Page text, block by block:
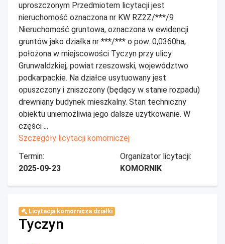
uproszczonym Przedmiotem licytacji jest
nieruchomość oznaczona nr KW RZ2Z/***/9
Nieruchomość gruntowa, oznaczona w ewidencji
gruntów jako działka nr ***/*** o pow. 0,0360ha,
położona w miejscowości Tyczyn przy ulicy
Grunwaldzkiej, powiat rzeszowski, województwo
podkarpackie. Na działce usytuowany jest
opuszczony i zniszczony (będący w stanie rozpadu)
drewniany budynek mieszkalny. Stan techniczny
obiektu uniemożliwia jego dalsze użytkowanie. W
części ...
Szczegóły licytacji komorniczej
Termin:
2025-09-23
Organizator licytacji:
KOMORNIK
Licytacja komornicza działki
Tyczyn